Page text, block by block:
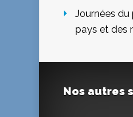
Journées
pays et des
Nos autres